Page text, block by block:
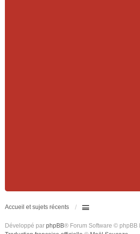
Accueil et sujets récents
Développé par phpBB® Forum Software © phpBB